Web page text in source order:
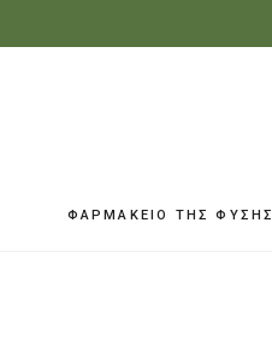
ΦΑΡΜΑΚΕΙΟ ΤΗΣ ΦΥΣΗΣ